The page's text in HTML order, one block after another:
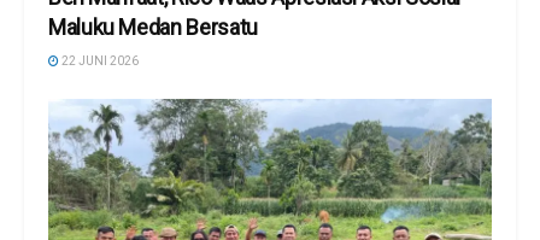
Maluku Medan Bersatu
22 JUNI 2026